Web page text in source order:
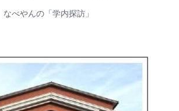
なべやんの「学内探訪」